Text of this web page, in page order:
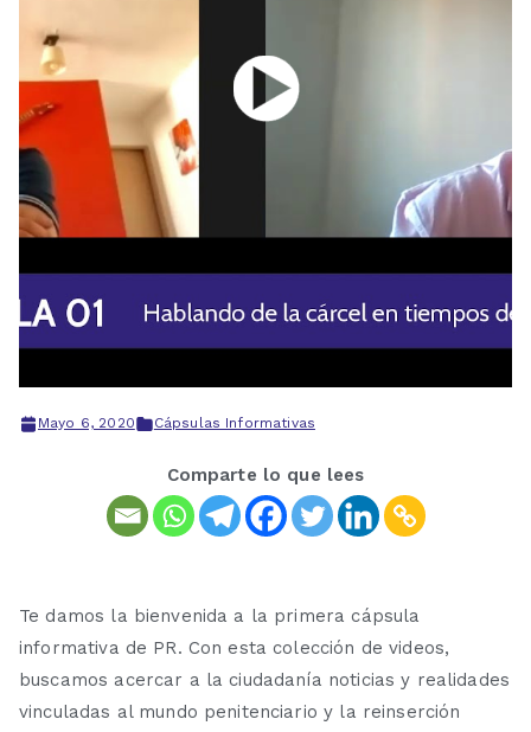
Mayo 6, 2020 Cápsulas Informativas
Comparte lo que lees
Te damos la bienvenida a la primera cápsula
informativa de PR. Con esta colección de videos,
buscamos acercar a la ciudadanía noticias y realidades
vinculadas al mundo penitenciario y la reinserción